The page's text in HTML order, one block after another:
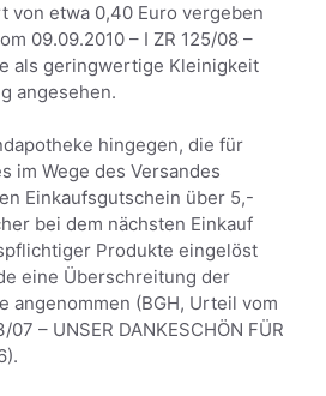
von etwa 0,40 Euro vergeben
09.09.2010 – I ZR 125/08 –
als geringwertige Kleinigkeit
angesehen.
hingegen, die für
im Wege des Versandes
Einkaufsgutschein über 5,-
bei dem nächsten Einkauf
Produkte eingelöst
eine Überschreitung der
angenommen (BGH, Urteil vom
07 – UNSER DANKESCHÖN FÜR